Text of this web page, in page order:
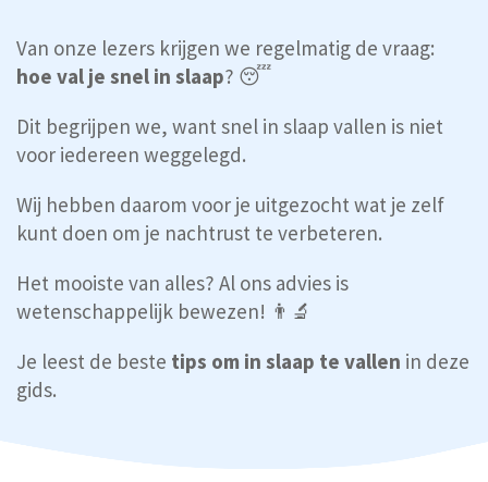
Van onze lezers krijgen we regelmatig de vraag:
hoe val je snel in slaap? 😴
Dit begrijpen we, want snel in slaap vallen is niet
voor iedereen weggelegd.
Wij hebben daarom voor je uitgezocht wat je zelf
kunt doen om je nachtrust te verbeteren.
Het mooiste van alles? Al ons advies is
wetenschappelijk bewezen! 👨‍🔬
Je leest de beste tips om in slaap te vallen in deze
gids.